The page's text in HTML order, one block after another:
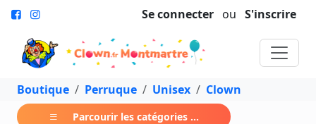
Se connecter ou S'inscrire
Boutique Perruque Unisex Clown
Parcourir les catégories ...